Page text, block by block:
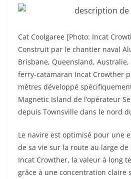
Cat Coolgaree [Photo: Incat
Construit par le chantier naval
Brisbane, Queensland, Australie,
ferry-catamaran Incat Crowther
mètres développé
Magnetic Island de l’opérateur
depuis Townsville dans le nord
Le navire est optimisé pour une
de sa vie sur la route au large de
Incat Crowther, la valeur à long
grâce à une concentration claire